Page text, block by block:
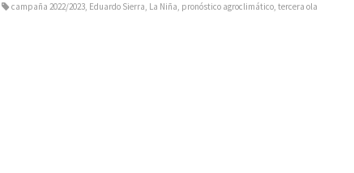
campaña 2022/2023, Eduardo Sierra, La Niña, pronóstico agroclimático,tercera ola